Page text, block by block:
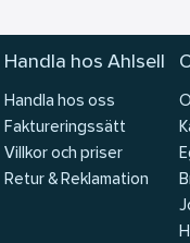
Handla hos Ahlsell
Handla hos oss
Faktureringssätt
Villkor och priser
Retur & Reklamation